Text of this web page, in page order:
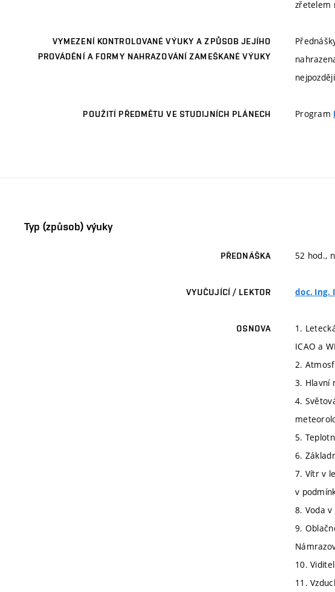
zřetelem
VYMEZENÍ KONTROLOVANÉ VÝUKY A ZPŮSOB JEJÍHO
PROVÁDĚNÍ A FORMY NAHRAZOVÁNÍ ZAMEŠKANÉ VÝUKY
POUŽITÍ PŘEDMĚTU VE STUDIJNÍCH PLÁNECH Program
Typ (způsob) výuky
PŘEDNÁŠKA 52 hod.,
VYUČUJÍCÍ / LEKTOR doc. Ing.
OSNOVA
1.
ICAO a
2.
3. Hlavní
4.
5.
6.
7. Vítr v
v
8. Voda
9.
10.
11.